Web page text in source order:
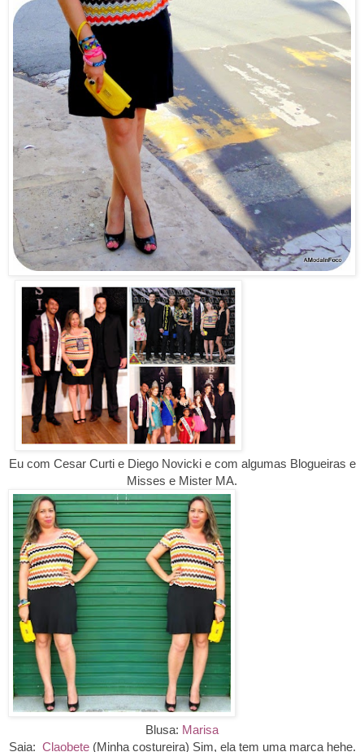
Eu com Cesar Curti e Diego Novickie com algumas Blogueiras e
Misses e Mister MA.
Blusa: Marisa
Saia: Claobete(Minha costureira) Sim, ela tem uma marca hehe.